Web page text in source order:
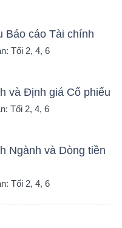
Báo cáo Tài chính
Tối 2, 4, 6
và Định giá Cổ phiếu
Tối 2, 4, 6
Ngành và Dòng tiền
Tối 2, 4, 6